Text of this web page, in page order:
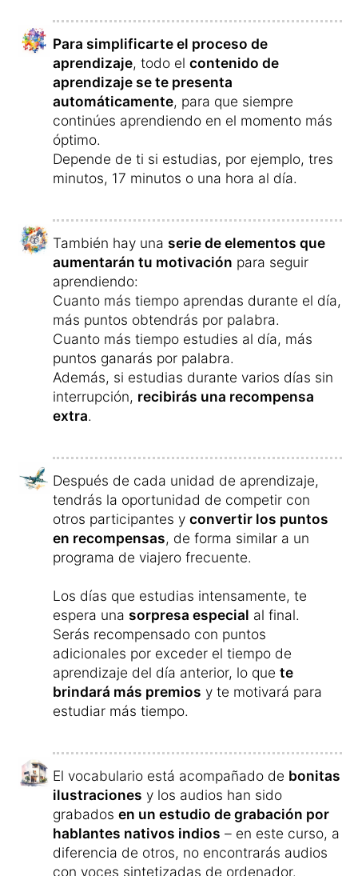
espera unasorpresa especial al final.
Serás recompensado con puntos
adicionales por exceder el tiempo de
aprendizaje del día anterior, lo quete
brindará más premios y te motivará para
estudiar más tiempo.
grabadosen un estudio de grabación por
hablantes nativos indios– en este curso, a
diferencia de otros, no encontrarás audios
con voces sintetizadas de ordenador.
Utiliza nuestracomunidad de aprendizaje
para conectarte con personas de ideas
afines y encontrar un compañero o una
El curso, es un curso online y puedes usarlo
desde tu ordenador, tuteléfono móvil
(smartphone) o desde tutableta
indistintamente.
Tras haber aprendido activamente, puedes
iniciar el ejercicio de repaso: «repetición de
las palabras que hoy has fallado».
En esta práctica escuchas el vocabulario
que no has acertado, en español y hindi, y lo
puedes repetir las veces que quieras.
Así afianzas mejor las palabras.
Gracias al curso, en poco tiempo podrás
hablar hindi fluido.
Entenderás todas las palabras yno las
olvidarás nunca.
Te resultará fácil formar oraciones y te
divertirás hablando en hindi.